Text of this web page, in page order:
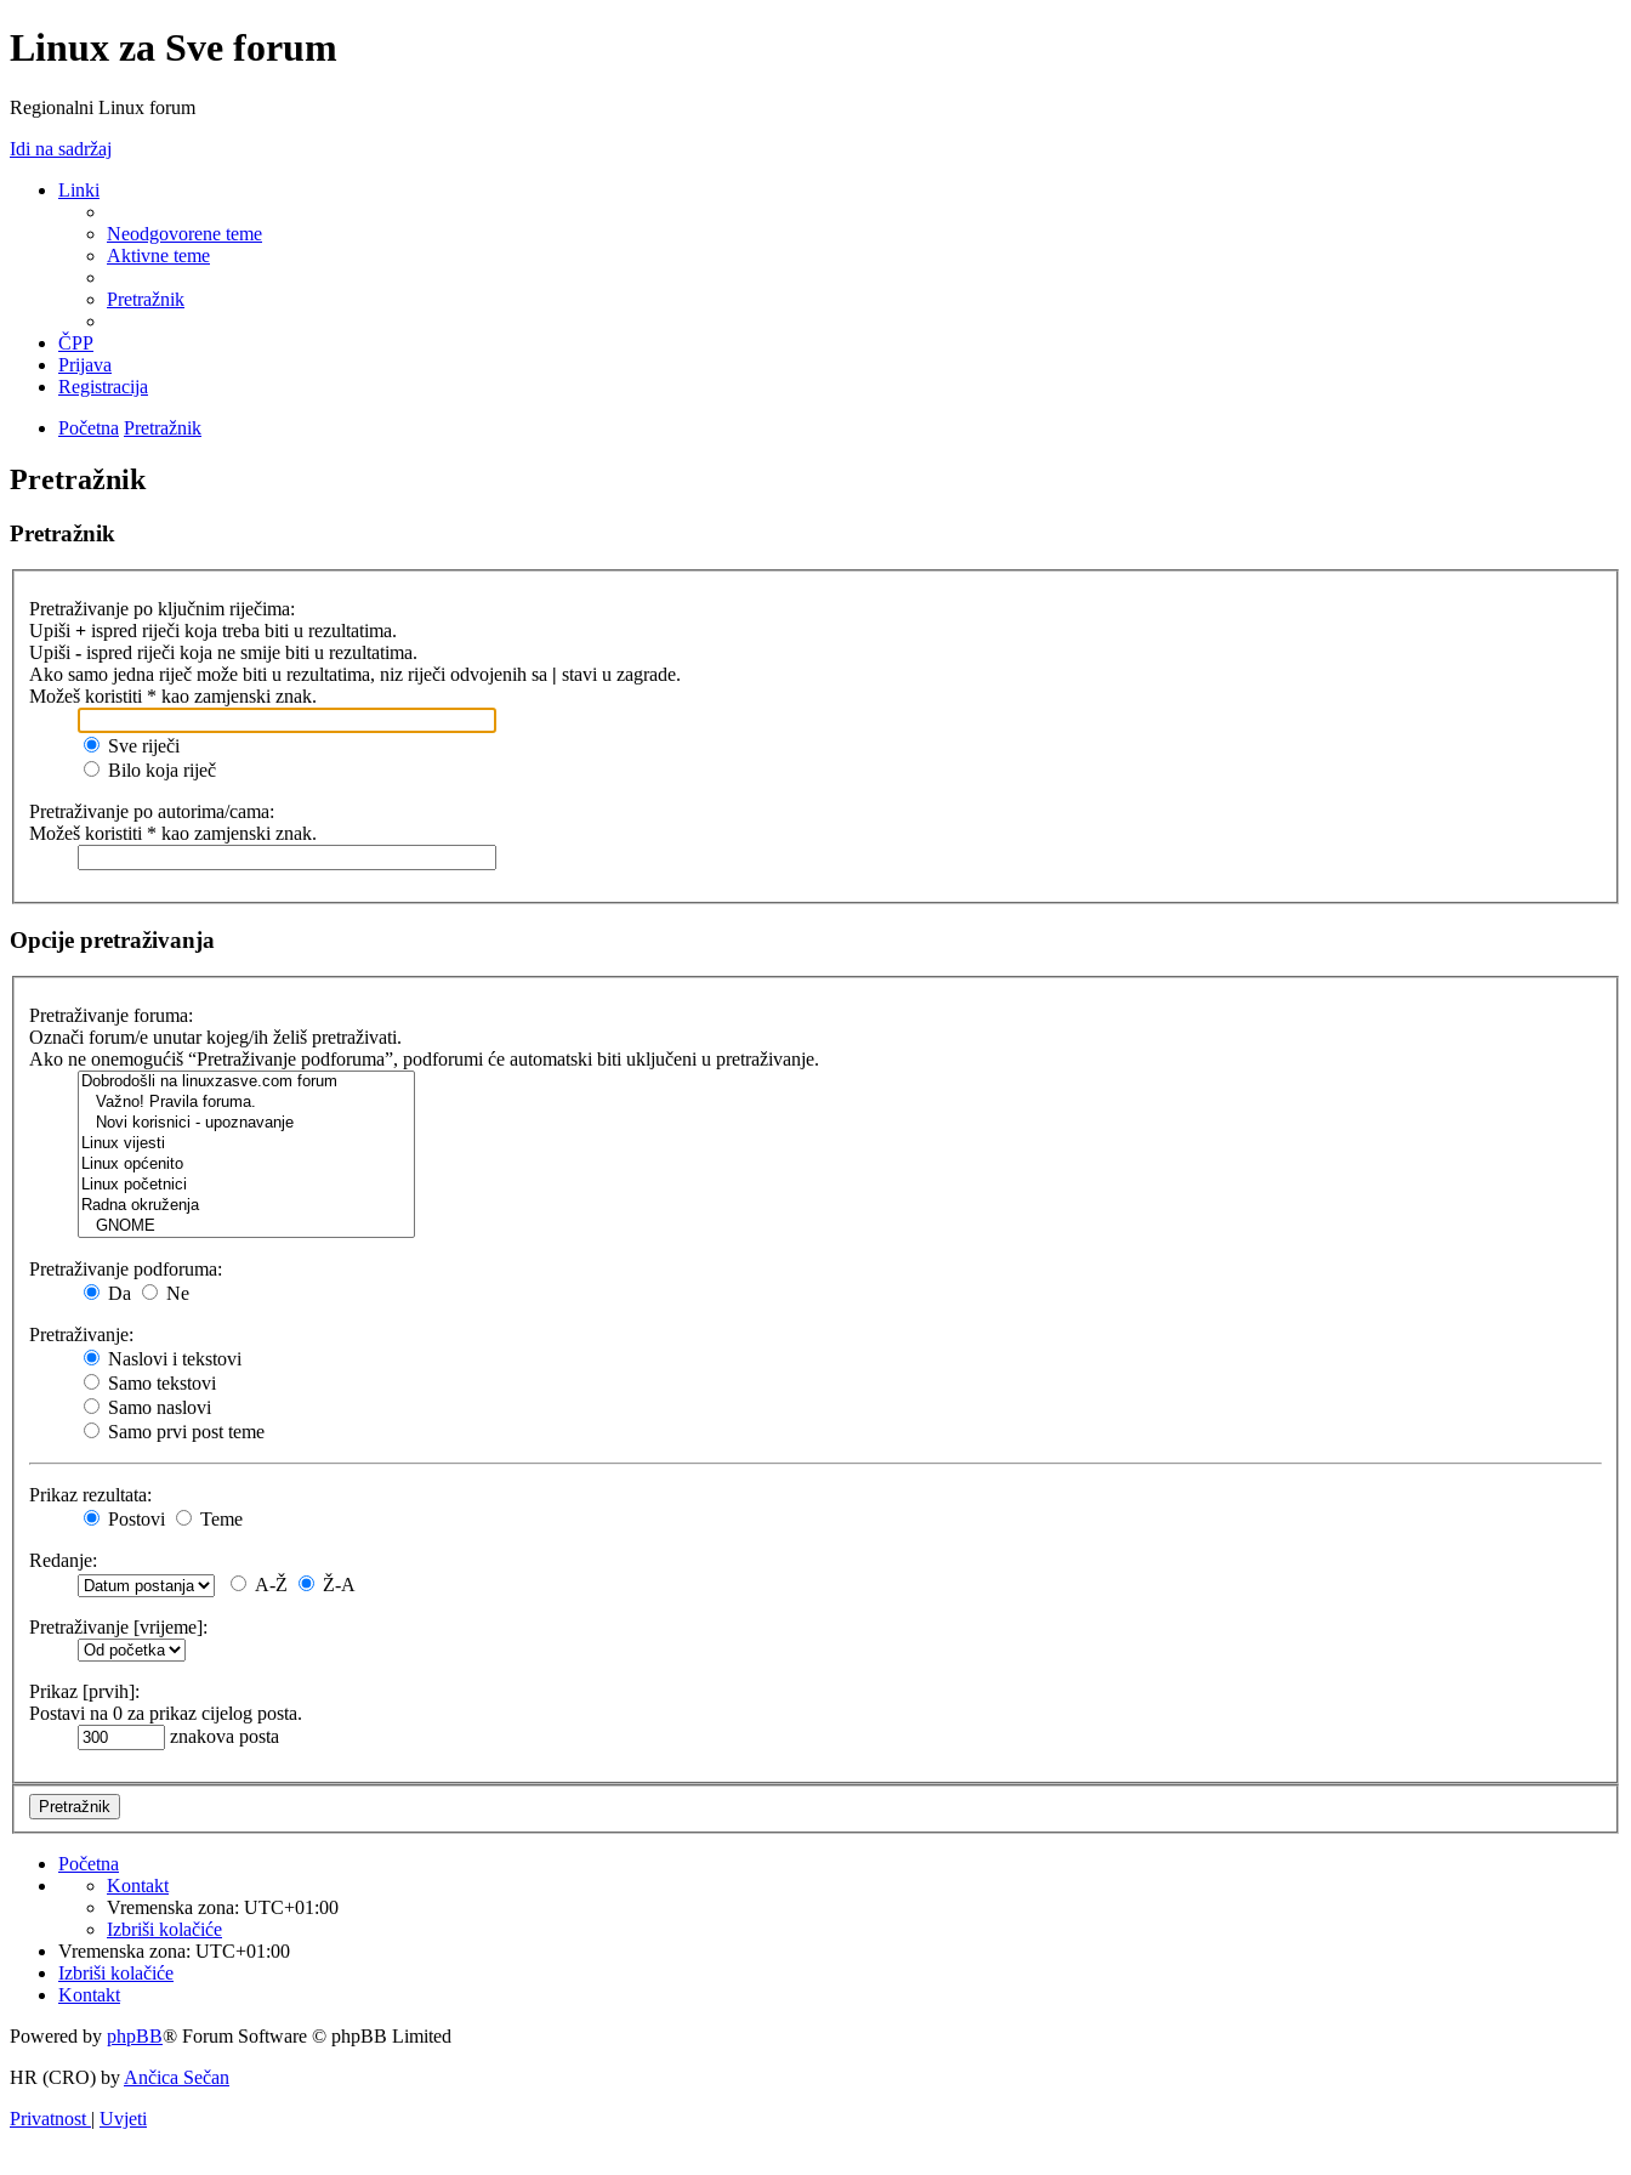
Linux za Sve forum
Regionalni Linux forum
Idi na sadržaj
Linki
Neodgovorene teme
Aktivne teme
Pretražnik
ČPP
Prijava
Registracija
Početna Pretražnik
Pretražnik
Pretražnik
Pretraživanje po ključnim riječima:
Upiši + ispred riječi koja treba biti u rezultatima.
Upiši - ispred riječi koja ne smije biti u rezultatima.
Ako samo jedna riječ može biti u rezultatima, niz riječi odvojenih sa | stavi u zagrade.
Možeš koristiti * kao zamjenski znak.
Sve riječi
Bilo koja riječ
Pretraživanje po autorima/cama:
Možeš koristiti * kao zamjenski znak.
Opcije pretraživanja
Pretraživanje foruma:
Označi forum/e unutar kojeg/ih želiš pretraživati.
Ako ne onemogućiš “Pretraživanje podforuma”, podforumi će automatski biti uključeni u pretraživanje.
Pretraživanje podforuma:
Da
Ne
Pretraživanje:
Naslovi i tekstovi
Samo tekstovi
Samo naslovi
Samo prvi post teme
Prikaz rezultata:
Postovi
Teme
Redanje:
A-Ž
Ž-A
Pretraživanje [vrijeme]:
Prikaz [prvih]:
Postavi na 0 za prikaz cijelog posta.
znakova posta
Početna
Kontakt
Vremenska zona: UTC+01:00
Izbriši kolačiće
Vremenska zona: UTC+01:00
Izbriši kolačiće
Kontakt
Powered by phpBB® Forum Software © phpBB Limited
HR (CRO) by Ančica Sečan
Privatnost | Uvjeti